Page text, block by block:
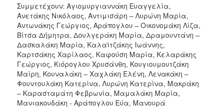
Συμμετέχουν: Αγιομυργιαννάκη Ευαγγελία,
Ανετάκης Νικόλαος, Αντιμισάρη – Λυρώνη Μαρία,
Αντωνάκης Γεώργιος, Αράπογλου – Οικονομάκη Λίζα,
Βίτσα Δήμητρα, Δουλγεράκη Μαρία, Δραμουντάνη –
Δασκαλάκη Μαρία, Καλαϊτζάκης Ιωάννης,
Καρτσάκης Χαρίλαος, Καφούση Μαρία, Κελαράκης
Γεώργιος, Κιόρογλου Χρυσάνθη, Κουγιουμουτζάκη
Μαίρη, Κουναλάκη – Χαχλάκη Ελένη, Λενακάκη –
Φουντουλάκη Κατερίνα, Λυρώνη Κατερίνα, Μακράκη
– Καρασταμάτη Φεβρωνία, Μαμαλάκη Μαρία,
Μανιακουδάκη - Αράπογλου Εύα, Μανουρά